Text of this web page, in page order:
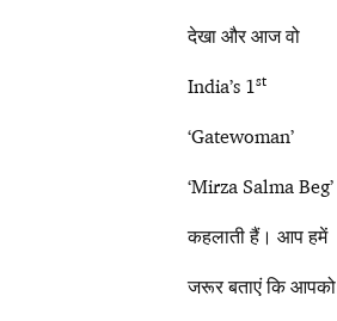
देखा और आज वो
India’s 1st
‘Gatewoman’
‘Mirza Salma Beg’
कहलाती हैं। आप हमें
जरूर बताएं कि आपको